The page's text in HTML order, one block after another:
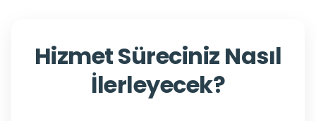
Hizmet Süreciniz Nasıl
İlerleyecek?